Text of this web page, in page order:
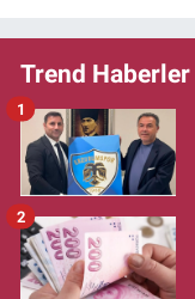
Trend Haberler
1
2